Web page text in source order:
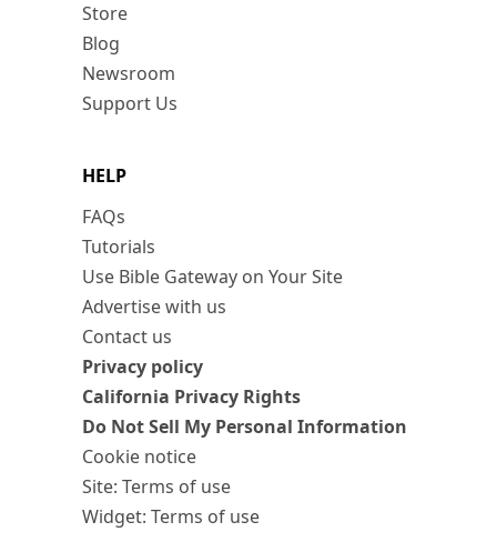
Store
Blog
Newsroom
Support Us
HELP
FAQs
Tutorials
Use Bible Gateway on Your Site
Advertise with us
Contact us
Privacy policy
California Privacy Rights
Do Not Sell My Personal Information
Cookie notice
Site: Terms of use
Widget: Terms of use